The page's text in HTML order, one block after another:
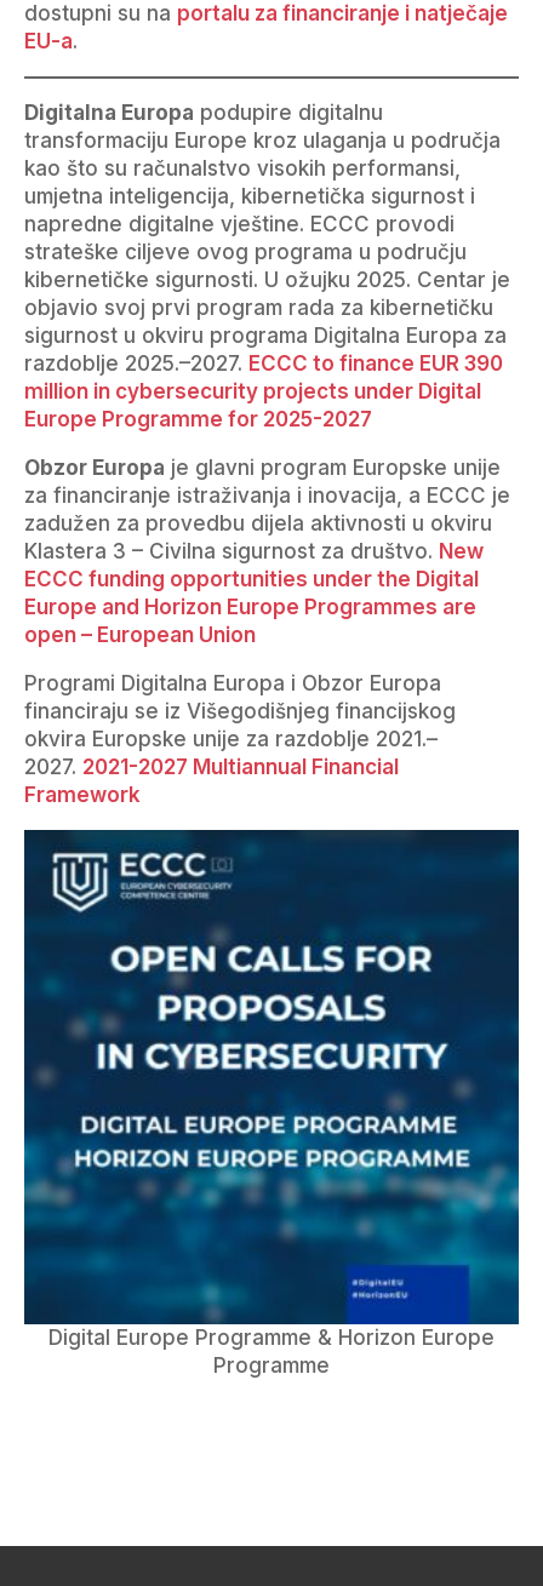
dostupni su na portalu za financiranje i natječaje
EU-a.
Digitalna Europa podupire digitalnu
transformaciju Europe kroz ulaganja u područja
kao što su računalstvo visokih performansi,
umjetna inteligencija, kibernetička sigurnost i
napredne digitalne vještine. ECCC provodi
strateške ciljeve ovog programa u području
kibernetičke sigurnosti. U ožujku 2025. Centar je
objavio svoj prvi program rada za kibernetičku
sigurnost u okviru programa Digitalna Europa za
razdoblje 2025.–2027. ECCC to finance EUR 390
million in cybersecurity projects under Digital
Europe Programme for 2025-2027
Obzor Europa je glavni program Europske unije
za financiranje istraživanja i inovacija, a ECCC je
zadužen za provedbu dijela aktivnosti u okviru
Klastera 3 – Civilna sigurnost za društvo. New
ECCC funding opportunities under the Digital
Europe and Horizon Europe Programmes are
open – European Union
Programi Digitalna Europa i Obzor Europa
financiraju se iz Višegodišnjeg financijskog
okvira Europske unije za razdoblje 2021.–
2027. 2021-2027 Multiannual Financial
Framework
Digital Europe Programme & Horizon Europe
Programme